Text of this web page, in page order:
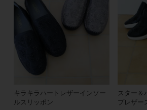
キラキラハートレザーインソー
ルスリッポン
スター＆
プレザー